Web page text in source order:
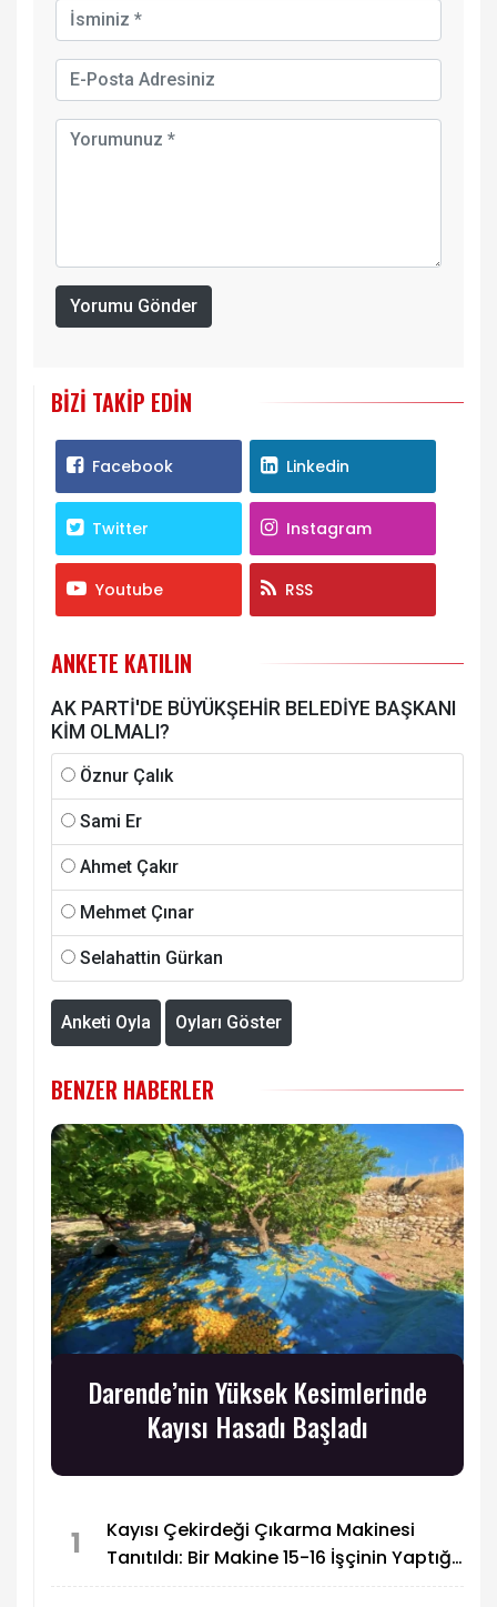
Yorumu Gönder
BIZI TAKIP EDIN
Facebook Linkedin
Twitter Instagram
Youtube RSS
ANKETE KATILIN
AK PARTİ'DE BÜYÜKŞEHİR BELEDİYE BAŞKANI
KİM OLMALI?
Öznur Çalık
Sami Er
Ahmet Çakır
Mehmet Çınar
Selahattin Gürkan
Anketi Oyla Oyları Göster
BENZER HABERLER
Darende’nin Yüksek Kesimlerinde
Kayısı Hasadı Başladı
1
Kayısı Çekirdeği Çıkarma Makinesi
Tanıtıldı: Bir Makine 15-16 İşçinin Yaptığı